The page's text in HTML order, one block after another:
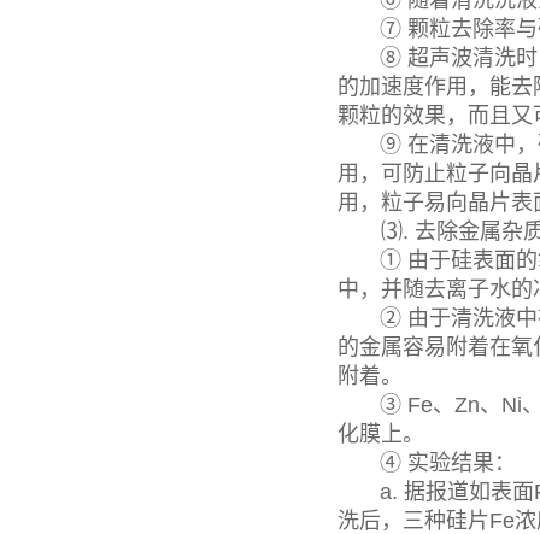
⑦ 颗粒去除率与硅
⑧ 超声波清洗时，
的加速度作用，能
颗粒的效果，而且
⑨ 在清洗液中，硅
用，可防止粒子向
用，粒子易向晶片表
⑶. 去除金属杂质
① 由于硅表面的氧
中，并随去离子水
② 由于清洗液中存
的金属容易附着在
附着。
③ Fe、Zn、Ni、
化膜上。
④ 实验结果：
a. 据报道如表面
洗后，三种硅片Fe